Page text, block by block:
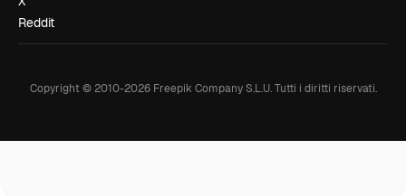
Reddit
Copyright © 2010-2026Freepik Company S.L.U. Tutti i diritti riservati.